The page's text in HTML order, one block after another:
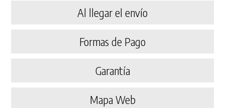
Al llegar el envío
Formas de Pago
Garantía
Mapa Web